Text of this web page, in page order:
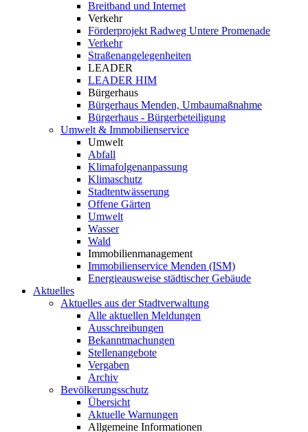
Breitband und Internet
Verkehr
Förderprojekt Radweg Untere Promenade
Verkehr
Straßenangelegenheiten
LEADER
LEADER HIM
Bürgerhaus
Bürgerhaus Menden, Umbaumaßnahme
Bürgerhaus - Bürgerbeteiligung
Umwelt & Immobilienservice
Umwelt
Abfall
Klimafolgenanpassung
Klimaschutz
Stadtentwässerung
Offene Gärten
Umwelt
Wasser
Wald
Immobilienmanagement
Immobilienservice Menden (ISM)
Energieausweise städtischer Gebäude
Aktuelles
Aktuelles aus der Stadtverwaltung
Alle aktuellen Meldungen
Ausschreibungen
Bekanntmachungen
Stellenangebote
Vergaben
Archiv
Bevölkerungsschutz
Übersicht
Aktuelle Warnungen
Allgemeine Informationen